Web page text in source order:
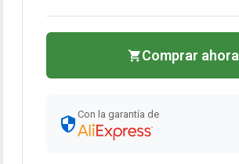
Comprar ahora
Con la garantía de